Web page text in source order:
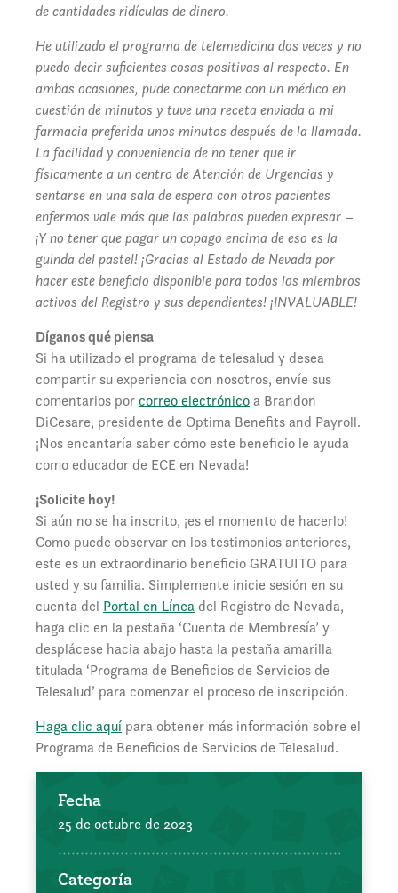
de cantidades ridículas de dinero.
He utilizado el programa de telemedicina dos veces y no
puedo decir suficientes cosas positivas al respecto. En
ambas ocasiones, pude conectarme con un médico en
cuestión de minutos y tuve una receta enviada a mi
farmacia preferida unos minutos después de la llamada.
La facilidad y conveniencia de no tener que ir
físicamente a un centro de Atención de Urgencias y
sentarse en una sala de espera con otros pacientes
enfermos vale más que las palabras pueden expresar –
¡Y no tener que pagar un copago encima de eso es la
guinda del pastel! ¡Gracias al Estado de Nevada por
hacer este beneficio disponible para todos los miembros
activos del Registro y sus dependientes! ¡INVALUABLE!
Díganos qué piensa
Si ha utilizado el programa de telesalud y desea
compartir su experiencia con nosotros, envíe sus
comentarios porcorreo electrónicoa Brandon
DiCesare, presidente de Optima Benefits and Payroll.
¡Nos encantaría saber cómo este beneficio le ayuda
como educador de ECE en Nevada!
¡Solicite hoy!
Si aún no se ha inscrito, ¡es el momento de hacerlo!
Como puede observar en los testimonios anteriores,
este es un extraordinario beneficio GRATUITO para
usted y su familia. Simplemente inicie sesión en su
cuenta del Portal en Líneadel Registro de Nevada,
haga clic en la pestaña ‘Cuenta de Membresía’ y
desplácese hacia abajo hasta la pestaña amarilla
titulada ‘Programa de Beneficios de Servicios de
Telesalud’ para comenzar el proceso de inscripción.
Haga clic aquí para obtener más información sobre el
Programa de Beneficios de Servicios de Telesalud.
Fecha
25 de octubre de 2023
Categoría